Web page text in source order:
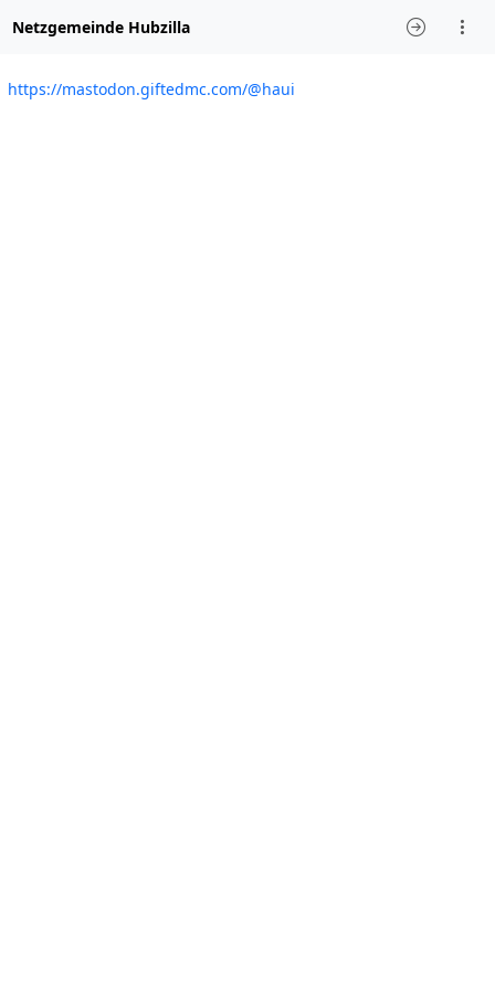
Netzgemeinde Hubzilla
https://mastodon.giftedmc.com/@haui